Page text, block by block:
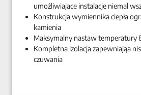
umożliwiające instalacje niemal
Konstrukcja wymiennika ciepła
kamienia
Maksymalny nastaw temperatury
Kompletna izolacja zapewniająa
czuwania